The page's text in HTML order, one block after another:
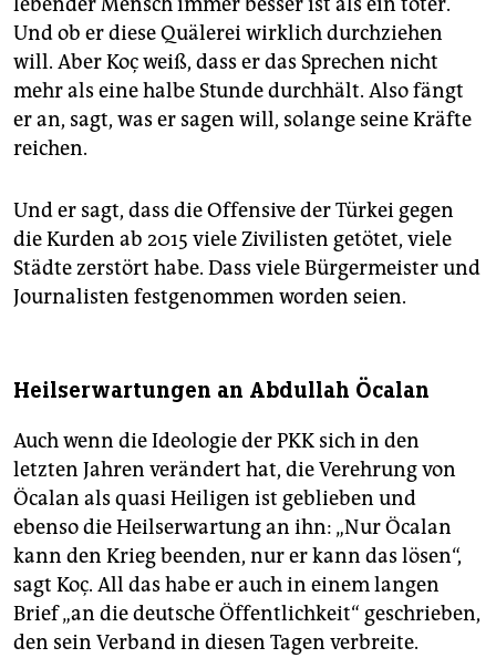
Und ob er diese Quälerei wirklich durchziehen
will. Aber Koç weiß, dass er das Sprechen nicht
mehr als eine halbe Stunde durchhält. Also fängt
er an, sagt, was er sagen will, solange seine Kräfte
reichen.
Und er sagt, dass die Offensive der Türkei gegen
die Kurden ab 2015 viele Zivilisten getötet, viele
Städte zerstört habe. Dass viele Bürgermeister und
Journalisten festgenommen worden seien.
Heilserwartungen an Abdullah Öcalan
Auch wenn die Ideologie der PKK sich in den
letzten Jahren verändert hat, die Verehrung von
Öcalan als quasi Heiligen ist geblieben und
ebenso die Heilserwartung an ihn: „Nur Öcalan
kann den Krieg beenden, nur er kann das lösen“,
sagt Koç. All das habe er auch in einem langen
Brief „an die deutsche Öffentlichkeit“ geschrieben,
den sein Verband in diesen Tagen verbreite.